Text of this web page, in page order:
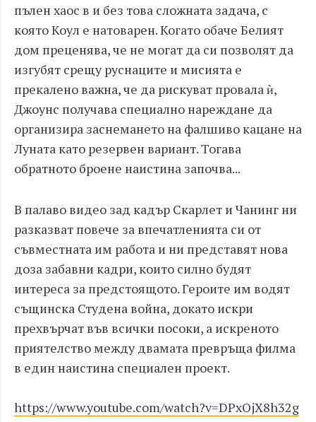
пълен хаос в и без това сложната задача, с
която Коул е натоварен. Когато обаче Белият
дом преценява, че не могат да си позволят да
изгубят срещу руснаците и мисията е
прекалено важна, че да рискуват провала ѝ,
Джоунс получава специално нареждане да
организира заснемането на фалшиво кацане на
Луната като резервен вариант. Тогава
обратното броене наистина започва...
В палаво видео зад кадър Скарлет и Чанинг ни
разказват повече за впечатленията си от
съвместната им работа и ни представят нова
доза забавни кадри, които силно будят
интереса за предстоящото. Героите им водят
същинска Студена война, докато искри
прехвърчат във всички посоки, a искреното
приятелство между двамата превръща филма
в един наистина специален проект.
https://www.youtube.com/watch?v=DPxOjX8h32g